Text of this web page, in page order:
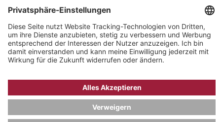
Instagram
Youtube
Bachmann & Scher GmbH / Watchandco GmbH
DATENSCHUTZ IMPRESSUM
VERSANDKOSTEN